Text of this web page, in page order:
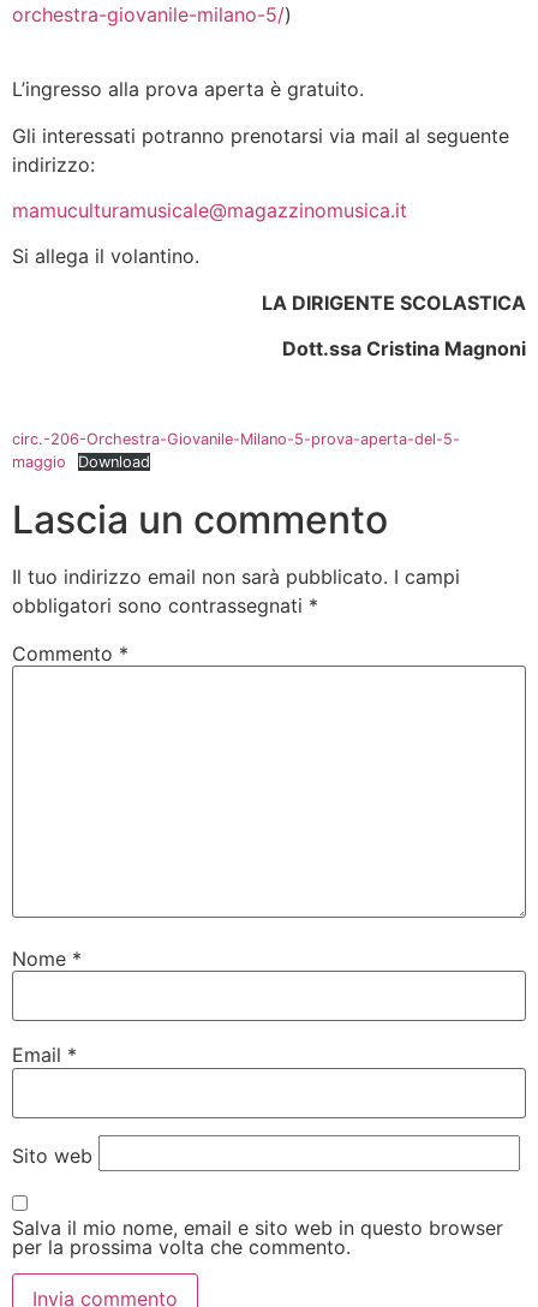
orchestra-giovanile-milano-5/)
L’ingresso alla prova aperta è gratuito.
Gli interessati potranno prenotarsi via mail al seguente
indirizzo:
mamuculturamusicale@magazzinomusica.it
Si allega il volantino.
LA DIRIGENTE SCOLASTICA
Dott.ssa Cristina Magnoni
circ.-206-Orchestra-Giovanile-Milano-5-prova-aperta-del-5-
maggio
Download
Lascia un commento
Il tuo indirizzo email non sarà pubblicato. I campi
obbligatori sono contrassegnati *
Commento *
Nome *
Email *
Sito web
Salva il mio nome, email e sito web in questo browser
per la prossima volta che commento.